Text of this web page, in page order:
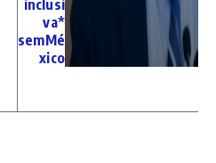
inclusi
va*
semMé
xico